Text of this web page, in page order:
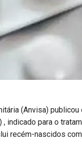
(Anvisa)
indicado para o
recém-nascidos